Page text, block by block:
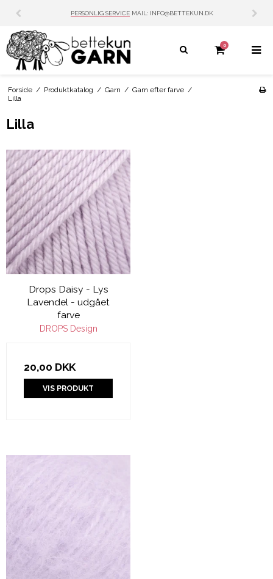
PERSONLIG SERVICE MAIL: INFO@BETTEKUN.DK
0
Forside / Produktkatalog / Garn / Garn efter farve /
Lilla
Lilla
Drops Daisy - Lys
Lavendel - udgået
farve
DROPS Design
20,00 DKK
VIS PRODUKT